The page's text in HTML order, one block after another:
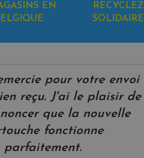
EN
RECYCLEZ
SOLIDAIRE
pour votre envoi
reçu. J'ai le plaisir de
que la nouvelle
fonctionne
parfaitement.